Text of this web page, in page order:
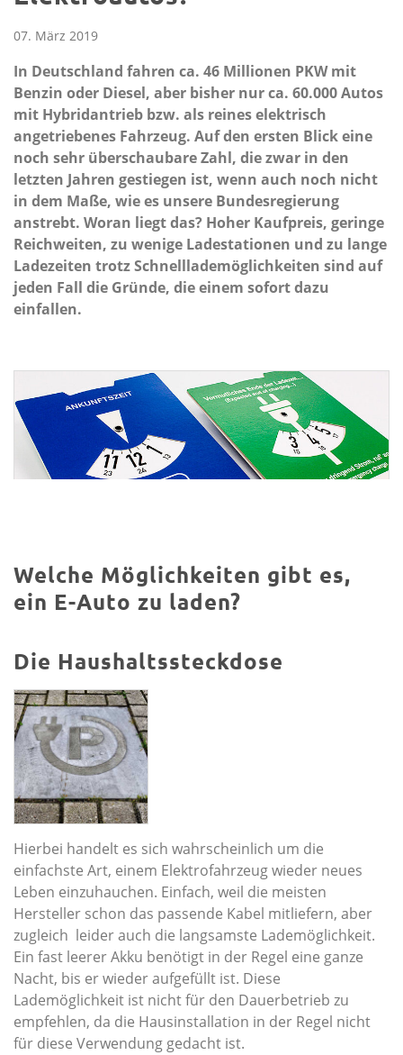
07. März 2019
In Deutschland fahren ca. 46 Millionen PKW mit
Benzin oder Diesel, aber bisher nur ca. 60.000 Autos
mit Hybridantrieb bzw. als reines elektrisch
angetriebenes Fahrzeug. Auf den ersten Blick eine
noch sehr überschaubare Zahl, die zwar in den
letzten Jahren gestiegen ist, wenn auch noch nicht
in dem Maße, wie es unsere Bundesregierung
anstrebt. Woran liegt das? Hoher Kaufpreis, geringe
Reichweiten, zu wenige Ladestationen und zu lange
Ladezeiten trotz Schnelllademöglichkeiten sind auf
jeden Fall die Gründe, die einem sofort dazu
einfallen.
Welche Möglichkeiten gibt es,
ein E-Auto zu laden?
Die Haushaltssteckdose
Hierbei handelt es sich wahrscheinlich um die
einfachste Art, einem Elektrofahrzeug wieder neues
Leben einzuhauchen. Einfach, weil die meisten
Hersteller schon das passende Kabel mitliefern, aber
zugleich leider auch die langsamste Lademöglichkeit.
Ein fast leerer Akku benötigt in der Regel eine ganze
Nacht, bis er wieder aufgefüllt ist. Diese
Lademöglichkeit ist nicht für den Dauerbetrieb zu
empfehlen, da die Hausinstallation in der Regel nicht
für diese Verwendung gedacht ist.